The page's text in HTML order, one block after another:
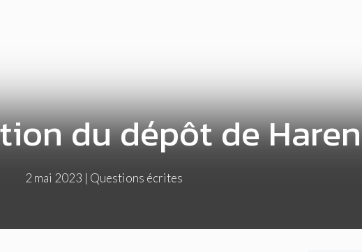
du dépôt de Haren
2 mai 2023 | Questions écrites